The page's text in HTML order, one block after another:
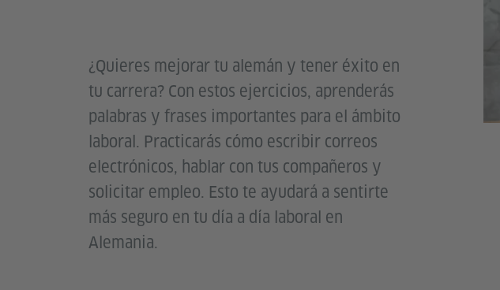
¿Quieres mejorar tu alemán y tener éxito en
tu carrera? Con estos ejercicios, aprenderás
palabras y frases importantes para el ámbito
laboral. Practicarás cómo escribir correos
electrónicos, hablar con tus compañeros y
solicitar empleo. Esto te ayudará a sentirte
más seguro en tu día a día laboral en
Alemania.